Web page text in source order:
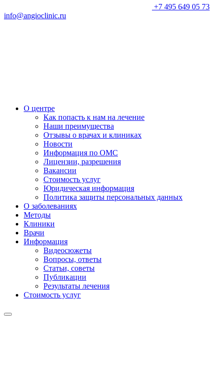
+7 495 649 05 73
info@angioclinic.ru
О центре
Как попасть к нам на лечение
Наши преимущества
Отзывы о врачах и клиниках
Новости
Информация по ОМС
Лицензии, разрешения
Вакансии
Стоимость услуг
Юридическая информация
Политика защиты персональных данных
О заболеваниях
Методы
Клиники
Врачи
Информация
Видеосюжеты
Вопросы, ответы
Статьи, советы
Публикации
Результаты лечения
Стоимость услуг